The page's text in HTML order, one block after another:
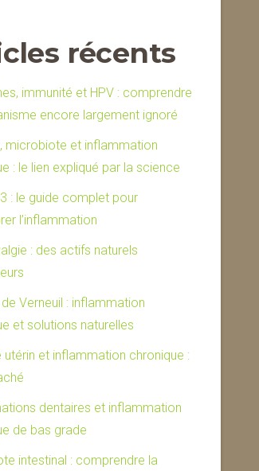
récents
immunité et HPV : comprendre
encore largement ignoré
microbiote et inflammation
: le lien expliqué par la science
: le guide complet pour
l’inflammation
: des actifs naturels
Verneuil : inflammation
et solutions naturelles
utérin et inflammation chronique :
dentaires et inflammation
de bas grade
intestinal : comprendre la